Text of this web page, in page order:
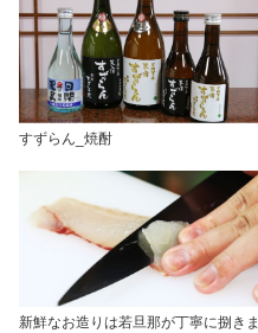
すずらん_焼酎
新鮮なお造りは若旦那が丁寧に捌きま